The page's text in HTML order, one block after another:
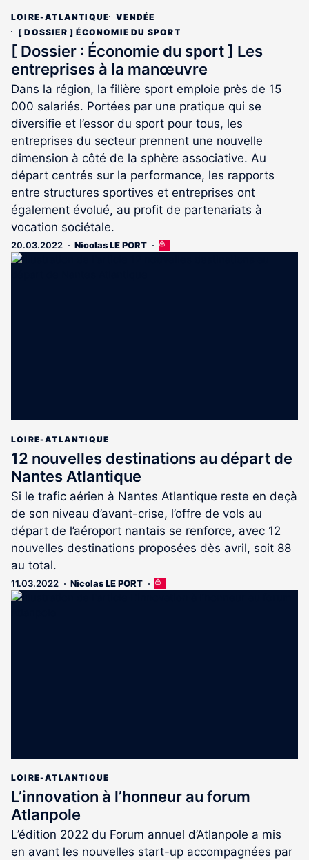
LOIRE-ATLANTIQUE
VENDÉE
[ DOSSIER ] ÉCONOMIE DU SPORT
[ Dossier : Économie du sport ] Les
entreprises à la manœuvre
Dans la région, la filière sport emploie près de 15
000 salariés. Portées par une pratique qui se
diversifie et l’essor du sport pour tous, les
entreprises du secteur prennent une nouvelle
dimension à côté de la sphère associative. Au
départ centrés sur la performance, les rapports
entre structures sportives et entreprises ont
également évolué, au profit de partenariats à
vocation sociétale.
20.03.2022 Nicolas LE PORT
Cet
LOIRE-ATLANTIQUE
12 nouvelles destinations au départ de
Nantes Atlantique
Si le trafic aérien à Nantes Atlantique reste en deçà
de son niveau d’avant-crise, l’offre de vols au
départ de l’aéroport nantais se renforce, avec 12
nouvelles destinations proposées dès avril, soit 88
au total.
11.03.2022 Nicolas LE PORT
Cet
LOIRE-ATLANTIQUE
L’innovation à l’honneur au forum
Atlanpole
L’édition 2022 du Forum annuel d’Atlanpole a mis
en avant les nouvelles start-up accompagnées par